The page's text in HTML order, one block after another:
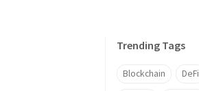
Trending Tags
Blockchain DeFi